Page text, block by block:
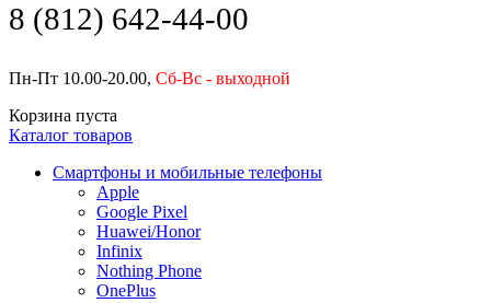
8 (812) 642-44-00
Пн-Пт 10.00-20.00, Сб-Вс - выходной
Корзина пуста
Каталог товаров
Смартфоны и мобильные телефоны
Apple
Google Pixel
Huawei/Honor
Infinix
Nothing Phone
OnePlus